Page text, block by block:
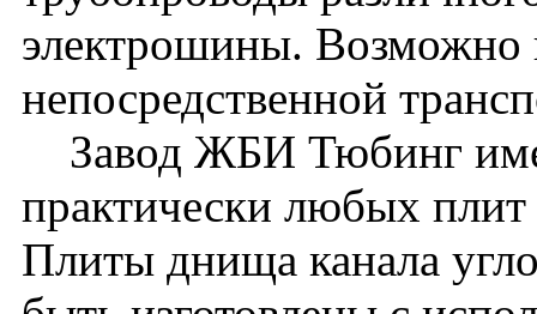
электрошины. Возможно
непосредственной
Завод ЖБИ Тюбинг
практически любых плит
Плиты днища канала